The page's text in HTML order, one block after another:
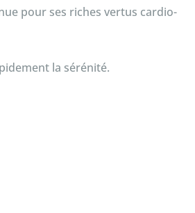
pour ses riches vertus cardio-
la sérénité.